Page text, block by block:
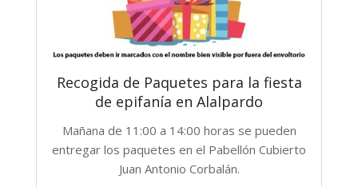
Recogida de Paquetes para la fiesta
de epifanía en Alalpardo
Mañana de 11:00 a 14:00 horas se pueden
entregar los paquetes en el Pabellón Cubierto
Juan Antonio Corbalán.